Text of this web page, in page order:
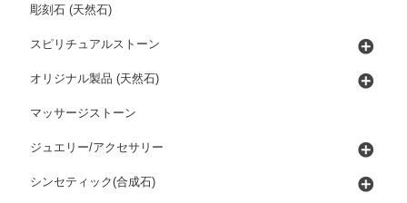
彫刻石 (天然石)
スピリチュアルストーン
オリジナル製品 (天然石)
マッサージストーン
ジュエリー/アクセサリー
シンセティック(合成石)